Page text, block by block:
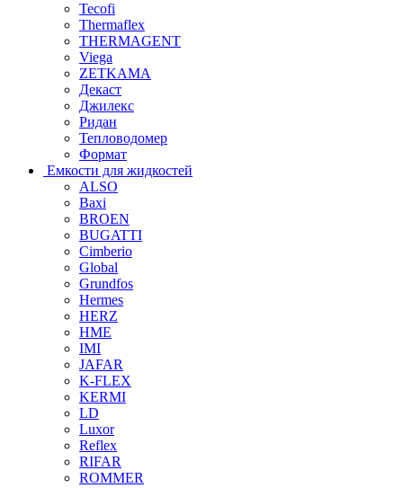
Tecofi
Thermaflex
THERMAGENT
Viega
ZETKAMA
Декаст
Джилекс
Ридан
Тепловодомер
Формат
Емкости для жидкостей
ALSO
Baxi
BROEN
BUGATTI
Cimberio
Global
Grundfos
Hermes
HERZ
HME
IMI
JAFAR
K-FLEX
KERMI
LD
Luxor
Reflex
RIFAR
ROMMER